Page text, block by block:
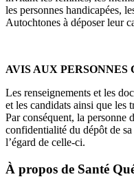
les personnes handicapées,
Autochtones à déposer leur
AVIS AUX PERSONNES
Les renseignements et les
et les candidats ainsi que les
Par conséquent, la personne
confidentialité du dépôt de
l’égard de celle-ci.
À propos de Santé